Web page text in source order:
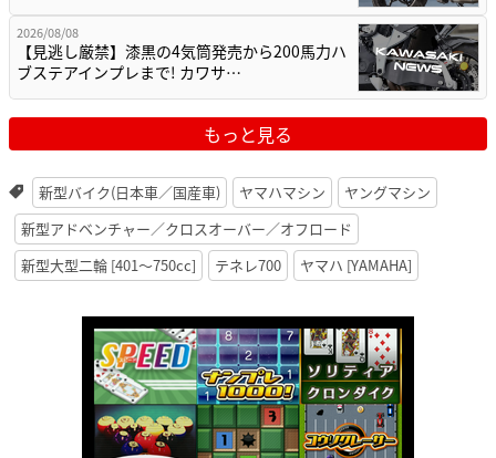
2026/08/08
【見逃し厳禁】漆黒の4気筒発売から200馬力ハ
ブステアインプレまで! カワサ…
もっと見る
新型バイク(日本車／国産車) ヤマハマシン
ヤングマシン
新型アドベンチャー／クロスオーバー／オフロード
新型大型二輪 [401〜750cc]
テネレ700 ヤマハ [YAMAHA]